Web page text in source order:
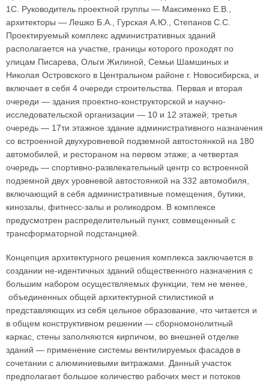
1С. Руководитель проектной группы — Максименко Е.В.,
архитекторы — Лешко Б.А., Гурская А.Ю., Степанов С.С.
Проектируемый комплекс административных зданий
располагается на участке, границы которого проходят по
улицам Писарева, Ольги Жилиной, Семьи Шамшиных и
Николая Островского в Центральном районе г. Новосибирска, и
включает в себя 4 очереди строительства. Первая и вторая
очереди — здания проектно-конструкторской и научно-
исследовательской организации — 10 и 12 этажей; третья
очередь — 17ти этажное здание административного назначения
со встроенной двухуровневой подземной автостоянкой на 180
автомобилей, и рестораном на первом этаже; а четвертая
очередь — спортивно-развлекательный центр со встроенной
подземной двух уровневой автостоянкой на 332 автомобиля,
включающий в себя административные помещения, бутики,
кинозалы, фитнесс-залы и роликодром. В комплексе
предусмотрен распределительный пункт, совмещенный с
трансформаторной подстанцией.
Концепция архитектурного решения комплекса заключается в
создании не-идентичных зданий общественного назначения с
большим набором осуществляемых функции, тем не менее,
объединенных общей архитектурной стилистикой и
представляющих из себя цельное образование, что читается и
в общем конструктивном решении — сборномонолитный
каркас, стены заполняются кирпичом, во внешней отделке
зданий — применение системы вентилируемых фасадов в
сочетании с алюминиевыми витражами. Данный участок
предполагает большое количество рабочих мест и потоков